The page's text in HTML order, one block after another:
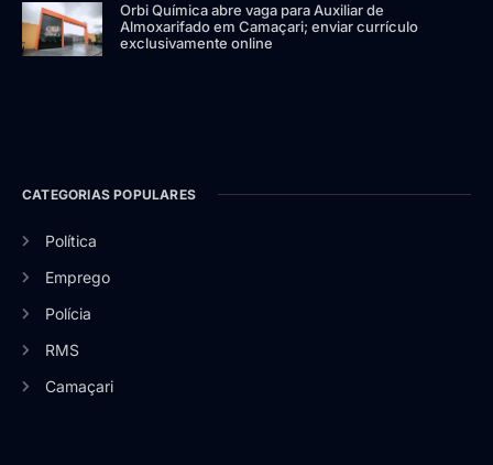
Orbi Química abre vaga para Auxiliar de
Almoxarifado em Camaçari; enviar currículo
exclusivamente online
CATEGORIAS POPULARES
Política
Emprego
Polícia
RMS
Camaçari